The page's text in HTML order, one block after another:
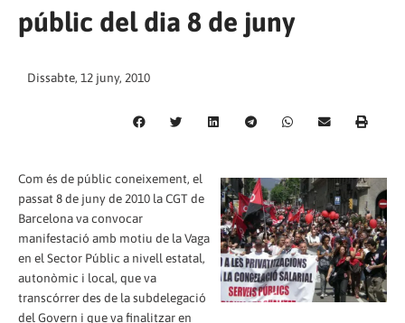
públic del dia 8 de juny
Dissabte, 12 juny, 2010
Com és de públic coneixement, el
passat 8 de juny de 2010 la CGT de
Barcelona va convocar
manifestació amb motiu de la Vaga
en el Sector Públic a nivell estatal,
autonòmic i local, que va
transcórrer des de la subdelegació
del Govern i que va finalitzar en